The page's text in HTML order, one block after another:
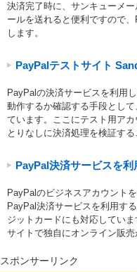
決済完了時に、サンキューメ
ールを送れると便利ですので
します。
PayPalテストサイト
PayPalの決済サービスを利用
動作するか確認する手段とし
ています。ここにテスト用ア
とりなしに決済処理を検証する
PayPal決済サービスを
PayPalのビジネスアカウント
PayPal決済サービスを利用す
ジットカードにも対応してい
サイトで独自にオンライン販売
スポンサーリンク